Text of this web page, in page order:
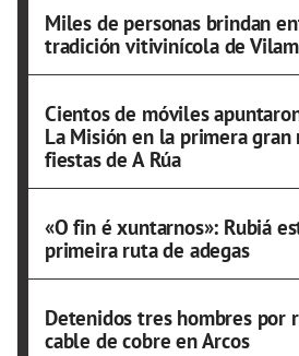
Miles de personas brindan
tradición vitivinícola de
Cientos de móviles
La Misión en la primera gran
fiestas de A Rúa
«O fin é xuntarnos»: Rubiá
primeira ruta de adegas
Detenidos tres hombres por
cable de cobre en Arcos